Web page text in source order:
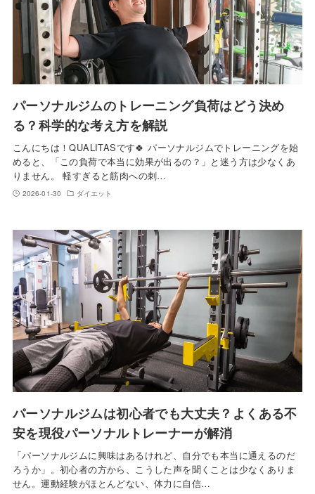
パーソナルジムのトレーニング負荷はどう決め
る？科学的な考え方を解説
こんにちは！QUALITASです🍀 パーソナルジムでトレーニングを始
めると、「この負荷で本当に効果が出るの？」と迷う方は少なくあ
りません。 軽すぎると筋肉への刺…
2026-01-30 ダイエット
パーソナルジムは初心者でも大丈夫？よくある不
安を現役パーソナルトレーナーが解消
「パーソナルジムに興味はあるけれど、自分でも本当に通えるのだ
ろうか」。初心者の方から、こうした声を聞くことは少なくありま
せん。運動経験がほとんどない、体力に自信…